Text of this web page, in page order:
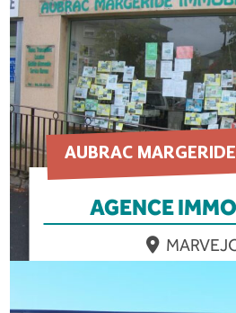
AUBRAC
AGENCE